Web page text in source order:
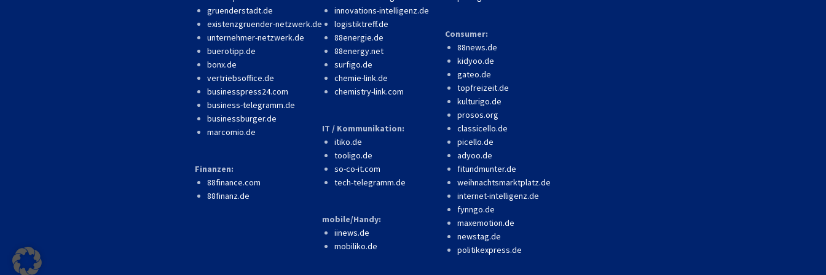
gruenderstadt.de
existenzgruender-netzwerk.de
unternehmer-netzwerk.de
buerotipp.de
bonx.de
vertriebsoffice.de
businesspress24.com
business-telegramm.de
businessburger.de
marcomio.de
Finanzen:
88finance.com
88finanz.de
innovations-intelligenz.de
logistiktreff.de
88energie.de
88energy.net
surfigo.de
chemie-link.de
chemistry-link.com
IT / Kommunikation:
itiko.de
tooligo.de
so-co-it.com
tech-telegramm.de
mobile/Handy:
iinews.de
mobiliko.de
Consumer:
88news.de
kidyoo.de
gateo.de
topfreizeit.de
kulturigo.de
prosos.org
classicello.de
picello.de
adyoo.de
fitundmunter.de
weihnachtsmarktplatz.de
internet-intelligenz.de
fynngo.de
maxemotion.de
newstag.de
politikexpress.de